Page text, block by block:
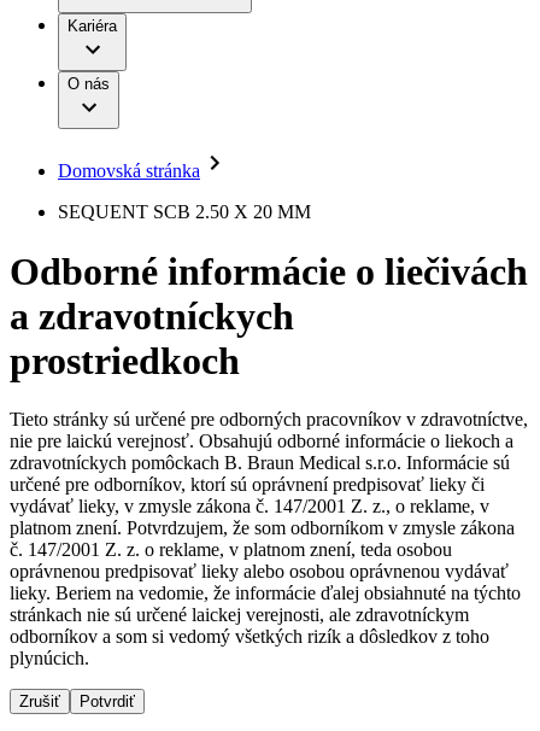
Terapie
Kontinencia a urológia
Liečba bolesti
Miniinvazívna chirurgia
Nutričná terapia
Onkológia
Ortopédia
Prevencia a kontrola infekcií
Spinálna chirurgia
Starostlivosť o rany
Uzatváranie rán
Riešenia
Terapie
B. Braun Avitum
Ochorenia
Služby pre pacientov
Dialyzačné strediská
B. Braun Avitum poskytuje kvalitnú dialyzačnú starostlivosť
vo všetkých svojich strediskách na Slovensku. Viac
informácií nájdete na stránke jednotlivých stredísk.
Práca a kariéra
Naša kultúra
Vaša príležitosť
Nájdite si prácu u nás​
Objavte svoje kariérne príležitosti ​v B. Braun. Vyhľadajte náš
trh práce​ pre zaujímavé pozície na Slovensku.​
Zodpovednosť
Médiá
Tlačové správy
Kontakt
Kontaktný formulár
Spoločnosť
Médiá
Kontakt
Kariéra
O nás
Domovská stránka
SEQUENT SCB 2.50 X 20 MM
Odborné informácie o liečivách
a zdravotníckych
prostriedkoch
Tieto stránky sú určené pre odborných pracovníkov v zdravotníctve,
nie pre laickú verejnosť. Obsahujú odborné informácie o liekoch a
zdravotníckych pomôckach B. Braun Medical s.r.o. Informácie sú
určené pre odborníkov, ktorí sú oprávnení predpisovať lieky či
vydávať lieky, v zmysle zákona č. 147/2001 Z. z., o reklame, v
platnom znení. Potvrdzujem, že som odborníkom v zmysle zákona
č. 147/2001 Z. z. o reklame, v platnom znení, teda osobou
oprávnenou predpisovať lieky alebo osobou oprávnenou vydávať
lieky. Beriem na vedomie, že informácie ďalej obsiahnuté na týchto
stránkach nie sú určené laickej verejnosti, ale zdravotníckym
odborníkov a som si vedomý všetkých rizík a dôsledkov z toho
plynúcich.
Zrušiť Potvrdiť